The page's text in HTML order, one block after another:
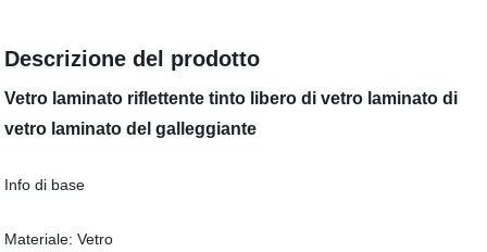
Descrizione del prodotto
Vetro laminato riflettente tinto libero di vetro laminato di
vetro laminato del galleggiante
Info di base
Materiale: Vetro